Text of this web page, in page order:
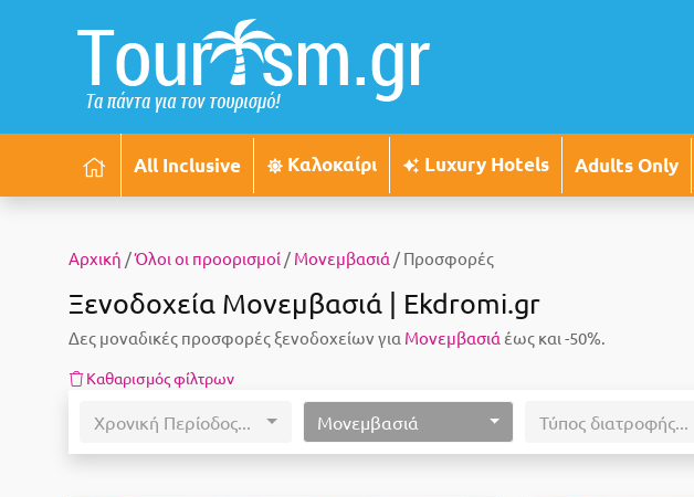
All Inclusive Καλοκαίρι Luxury Hotels Adults Only
Αρχική /Όλοι οι προορισμοί / Μονεμβασιά / Προσφορές
Ξενοδοχεία Μονεμβασιά | Ekdromi.gr
Δες μοναδικές προσφορές ξενοδοχείων για Μονεμβασιά έως και -50%.
Καθαρισμός φίλτρων
Χρονική Περίοδος... Μονεμβασιά Τύπος διατροφής...